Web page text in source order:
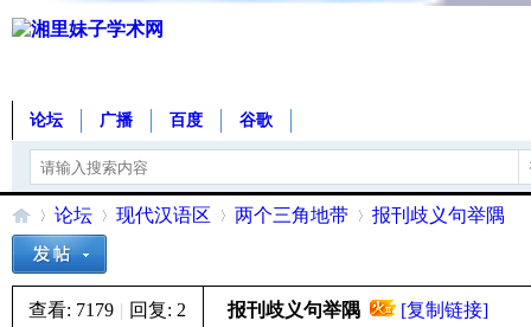
论坛 广播 百度 谷歌
湘»
论坛
›
现代汉语区 两个三角地带
›
报刊歧义句举隅
查看: 7179 | 回复: 2 报刊歧义句举隅 [复制链接]